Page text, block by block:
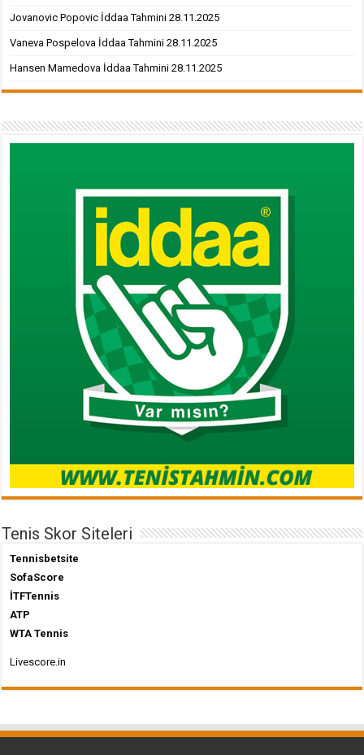
Jovanovic Popovic İddaa Tahmini 28.11.2025
Vaneva Pospelova İddaa Tahmini 28.11.2025
Hansen Mamedova İddaa Tahmini 28.11.2025
Tenis Skor Siteleri
Tennisbetsite
SofaScore
İTFTennis
ATP
WTA Tennis
Livescore.in